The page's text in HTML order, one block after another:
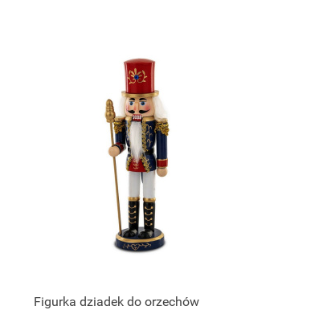
Produkt niedostępny
Figurka dziadek do orzechów